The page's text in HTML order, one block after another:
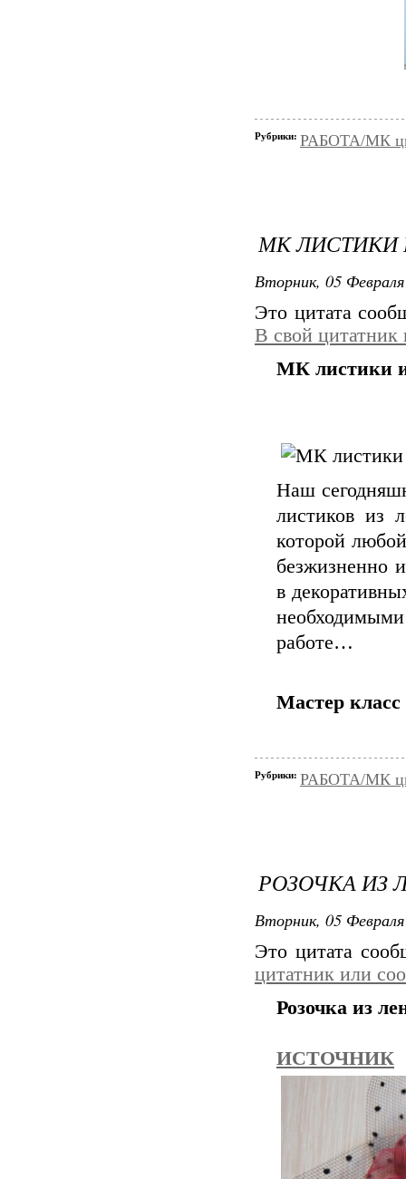
Рубрики: РАБОТА/МК
МК ЛИСТИКИ
Вторник, 05
Это цитата
В свой цитатник
МК листики
Наш
листиков из
которой
безжизненно
в
работе…
Мастер
Рубрики: РАБОТА/МК
РОЗОЧКА ИЗ
Вторник, 05
Это цитата
цитатник или
Розочка из
ИСТОЧНИК